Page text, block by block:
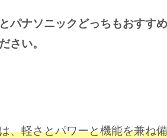
パナソニックどっちもおすす
さい。
、軽さとパワーと機能を兼ね